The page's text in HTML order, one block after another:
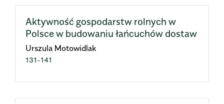
Aktywność gospodarstw rolnych w
Polsce w budowaniu łańcuchów dostaw
Urszula Motowidlak
131-141